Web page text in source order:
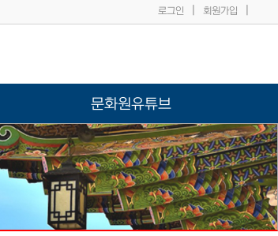
로그인 회원가입
문화원유튜브